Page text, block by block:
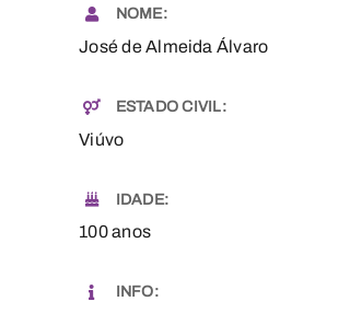
NOME:
José de Almeida Álvaro
ESTADO CIVIL:
Viúvo
IDADE:
100 anos
INFO: